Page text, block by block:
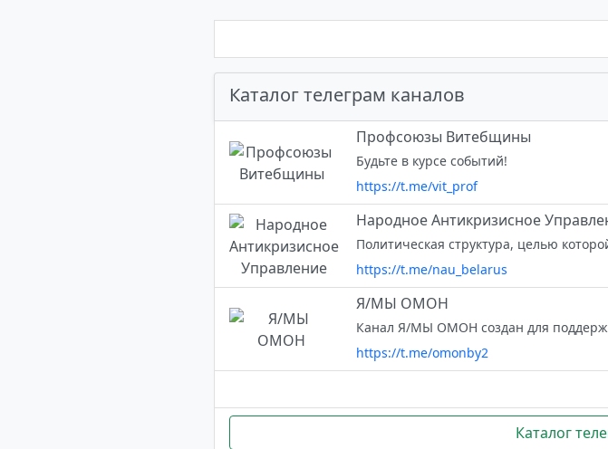
Каталог телеграм каналов
Профсоюзы Витебщины️
Будьте в курсе событий!
https://t.me/vit_prof
Народное Антикризисное
https://t.me/nau_belarus
Я/МЫ ОМОН
https://t.me/omonby2
Каталог